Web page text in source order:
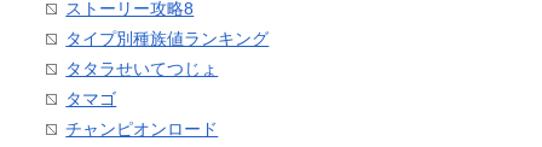
ストーリー攻略8
タイプ別種族値ランキング
タタラせいてつじょ
タマゴ
チャンピオンロード